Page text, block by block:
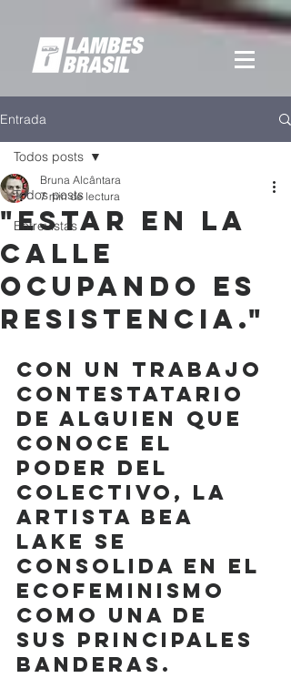
Entrada
Todos posts
Entrevistas
Todos posts
"ESTAR EN LA
CALLE
OCUPANDO ES
RESISTENCIA."
Bruna Alcântara
7 min de lectura
Con un trabajo
contestatario
de alguien que
conoce el
poder del
colectivo, la
artista Bea
Lake se
consolida en el
Ecofeminismo
como una de
sus principales
banderas.